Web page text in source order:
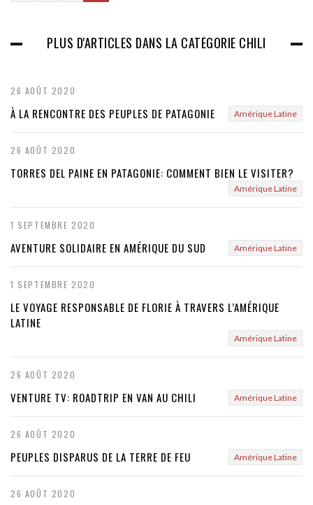
o
u
PLUS D'ARTICLES DANS LA CATÉGORIE CHILI
26 AOÛT 2020
À LA RENCONTRE DES PEUPLES DE PATAGONIE Amérique Latine
26 AOÛT 2020
TORRES DEL PAINE EN PATAGONIE: COMMENT BIEN LE VISITER?
Amérique Latine
1 SEPTEMBRE 2020
AVENTURE SOLIDAIRE EN AMÉRIQUE DU SUD Amérique Latine
1 SEPTEMBRE 2020
LE VOYAGE RESPONSABLE DE FLORIE À TRAVERS L’AMÉRIQUE
LATINE
Amérique Latine
26 AOÛT 2020
VENTURE TV: ROADTRIP EN VAN AU CHILI Amérique Latine
26 AOÛT 2020
PEUPLES DISPARUS DE LA TERRE DE FEU Amérique Latine
26 AOÛT 2020